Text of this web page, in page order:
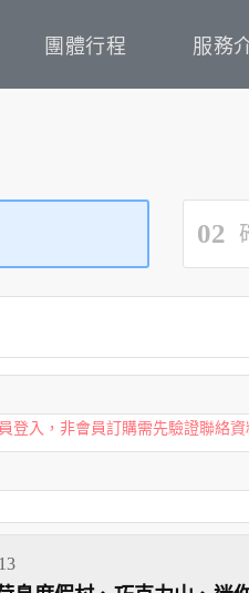
團體行程 服務
02
登入，非會員訂購需先驗證聯絡資